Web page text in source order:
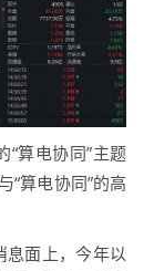
算电协同”主题
“算电协同”的高
面上，今年以